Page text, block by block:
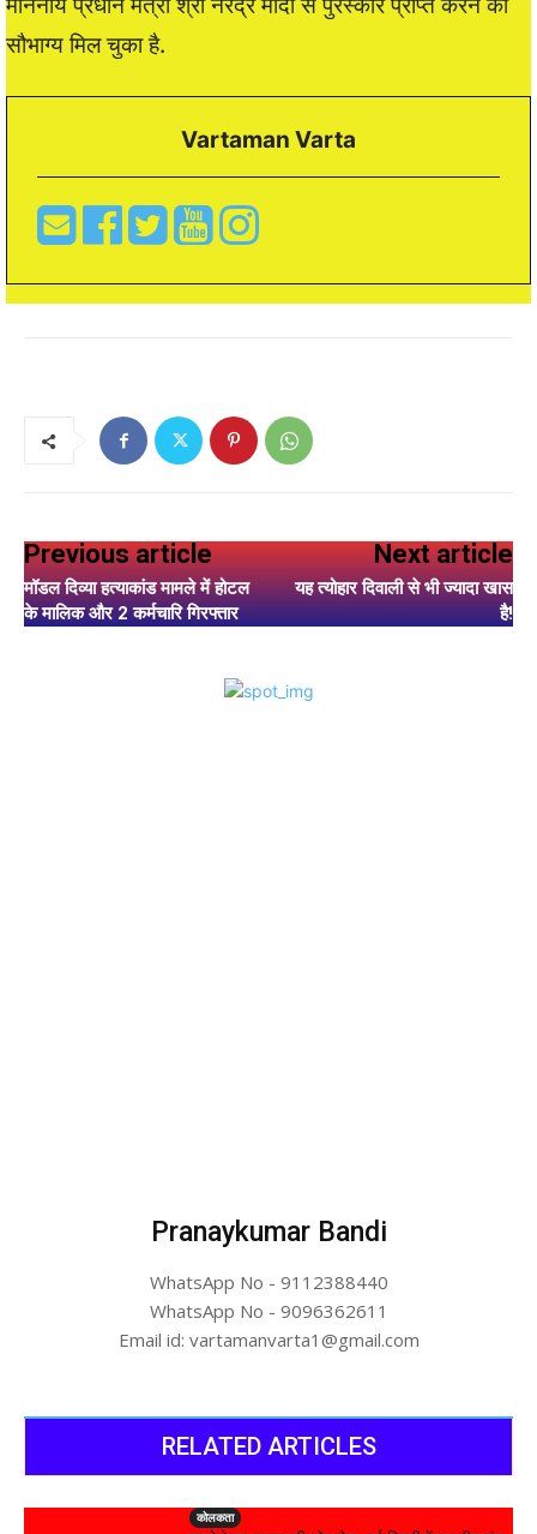
माननीय प्रधान मंत्री श्री नरेंद्र मोदी से पुरस्कार प्राप्त करने का
सौभाग्य मिल चुका है.
Vartaman Varta
Previous article
मॉडल दिव्या हत्याकांड मामले में होटल
के मालिक और 2 कर्मचारि गिरफ्तार
Next article
यह त्योहार दिवाली से भी ज्यादा खास
है!
Pranaykumar Bandi
WhatsApp No - 9112388440
WhatsApp No - 9096362611
Email id: vartamanvarta1@gmail.com
RELATED ARTICLES
कोलकता